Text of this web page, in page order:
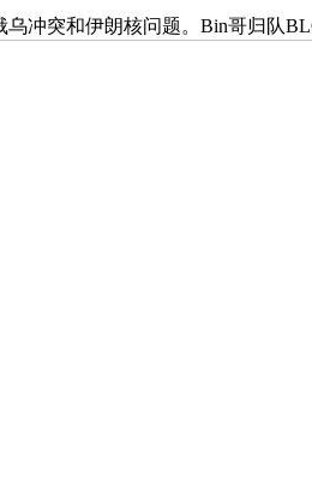
突和伊朗核问题。Bin哥归队